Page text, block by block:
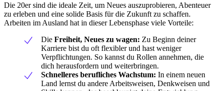
Die 20er sind die ideale Zeit, um Neues auszuprobieren, Abenteuer
zu erleben und eine solide Basis für die Zukunft zu schaffen.
Arbeiten im Ausland hat in dieser Lebensphase viele Vorteile:
Die Freiheit, Neues zu wagen: Zu Beginn deiner
Karriere bist du oft flexibler und hast weniger
Verpflichtungen. So kannst du Rollen annehmen, die
dich herausfordern und weiterbringen.
Schnelleres berufliches Wachstum: In einem neuen
Land lernst du andere Arbeitsweisen, Denkweisen und